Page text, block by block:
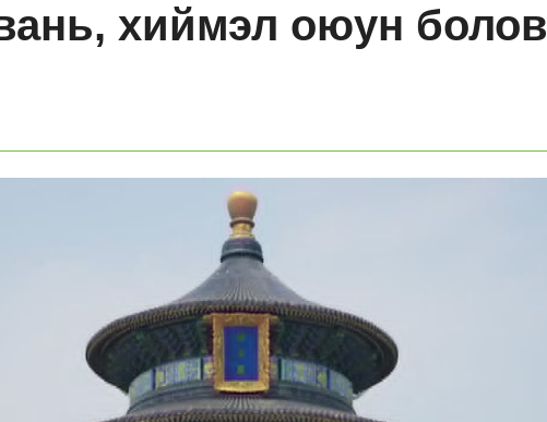
хиймэл оюун болов